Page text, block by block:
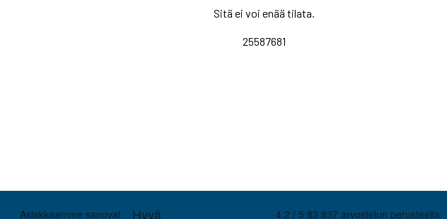
Sitä ei voi enää tilata.
25587681